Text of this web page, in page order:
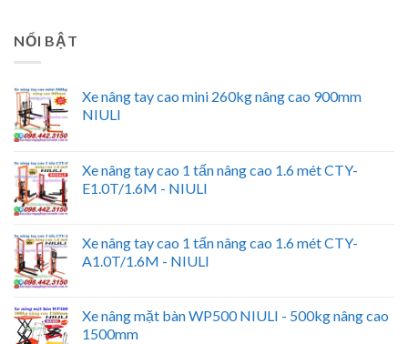
NỔI BẬT
Xe nâng tay cao mini 260kg nâng cao 900mm
NIULI
Xe nâng tay cao 1 tấn nâng cao 1.6 mét CTY-
E1.0T/1.6M - NIULI
Xe nâng tay cao 1 tấn nâng cao 1.6 mét CTY-
A1.0T/1.6M - NIULI
Xe nâng mặt bàn WP500 NIULI - 500kg nâng cao
1500mm